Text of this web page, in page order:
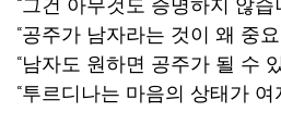
“공주가 남자라는 것이 왜 중
“남자도 원하면 공주가 될 수
“투르디나는 마음의 상태가 여